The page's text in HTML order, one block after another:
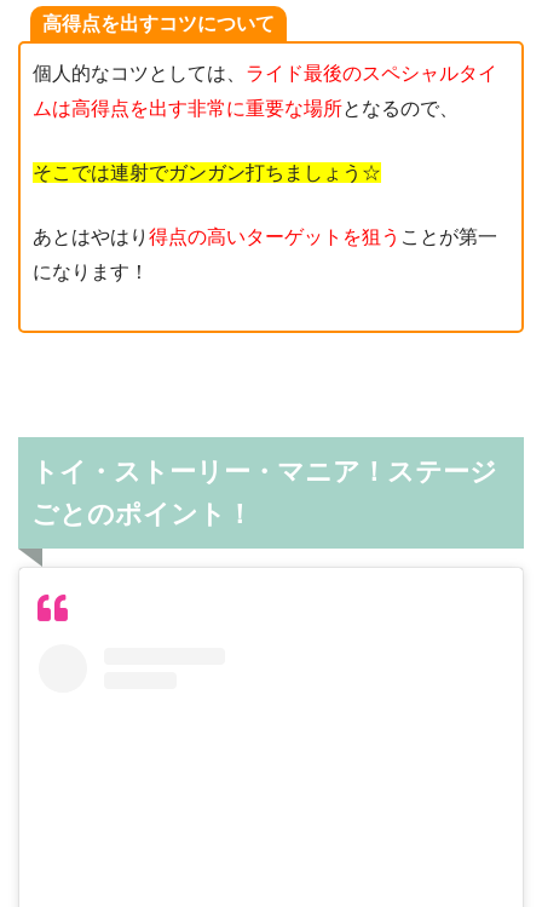
高得点を出すコツについて
個人的なコツとしては、 ライド最後のスペシャルタイ
ムは高得点を出す非常に重要な場所となるので、
そこでは連射でガンガン打ちましょう☆
あとはやはり 得点の高いターゲットを狙う ことが第一
になります！
トイ・ストーリー・マニア！ステージ
ごとのポイント！